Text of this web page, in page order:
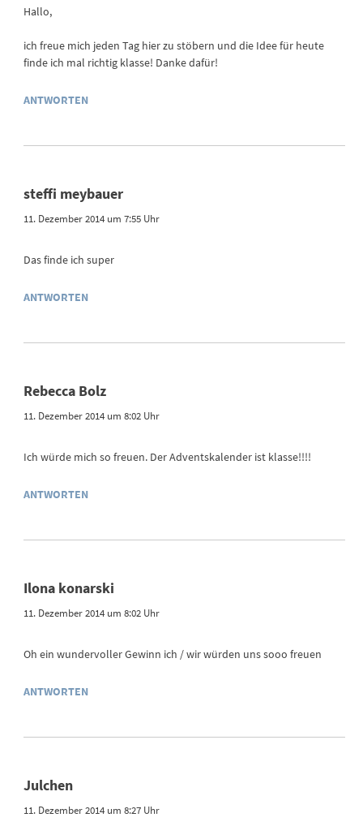
Hallo,
ich freue mich jeden Tag hier zu stöbern und die Idee für heute
finde ich mal richtig klasse! Danke dafür!
ANTWORTEN
steffi meybauer
11. Dezember 2014 um 7:55 Uhr
Das finde ich super
ANTWORTEN
Rebecca Bolz
11. Dezember 2014 um 8:02 Uhr
Ich würde mich so freuen. Der Adventskalender ist klasse!!!!
ANTWORTEN
Ilona konarski
11. Dezember 2014 um 8:02 Uhr
Oh ein wundervoller Gewinn ich / wir würden uns sooo freuen
ANTWORTEN
Julchen
11. Dezember 2014 um 8:27 Uhr